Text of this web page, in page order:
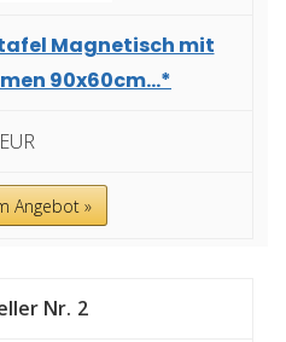
Magnetisch mit
90x60cm...*
Angebot »
2